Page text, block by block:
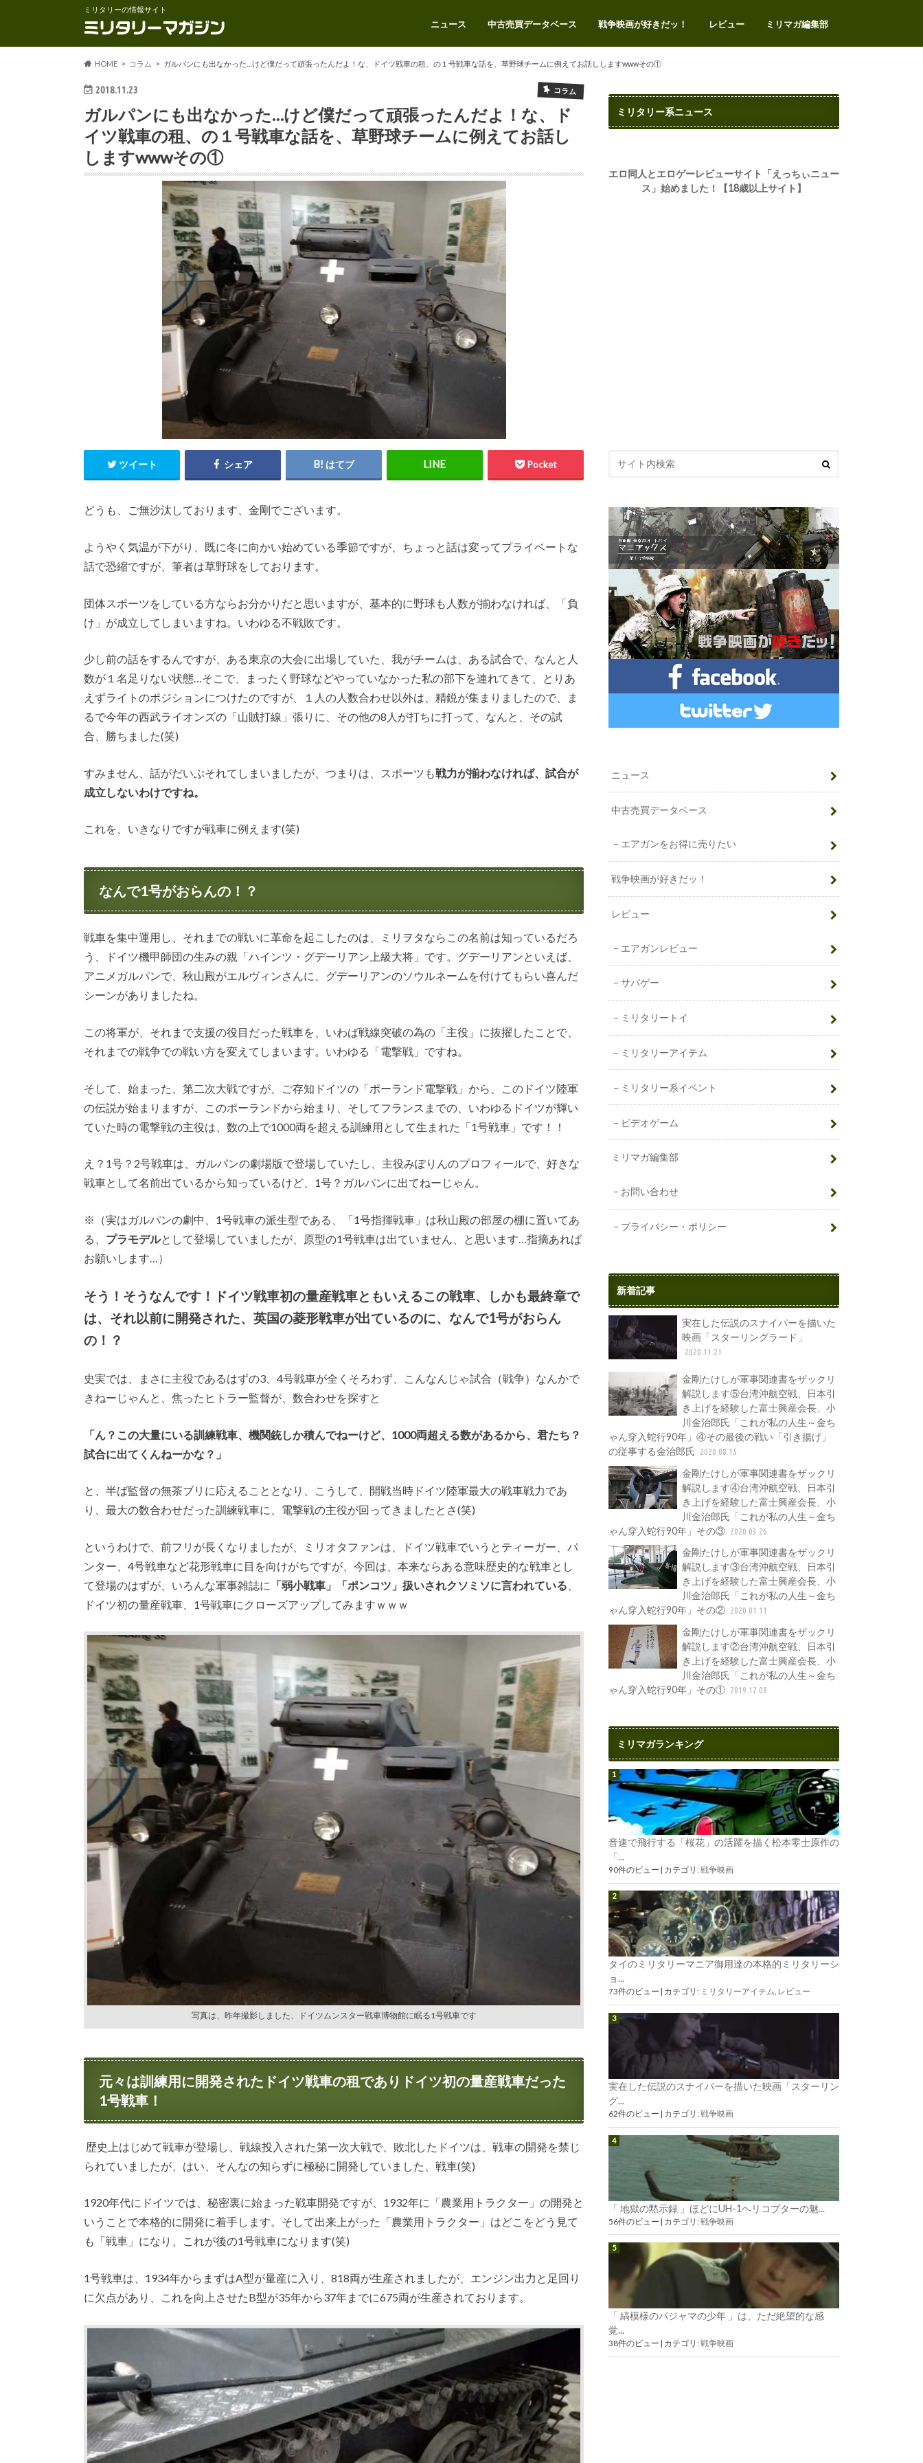
ミリタリーの情報サイト
ニュース 中古売買データベース
エアガンをお得に売りたい
戦争映画が好きだッ！ レビュー
エアガンレビュー
サバゲー
ミリタリートイ
ミリタリーアイテム
ミリタリー系イベント
ビデオゲーム
ミリマガ編集部
お問い合わせ
プライバシー・ポリシー
HOME コラム ガルパンにも出なかった…けど僕だって頑張ったんだよ！な、ドイツ戦車の租、の１号戦車な話を、草野球チームに例えてお話ししますwwwその①
2018.11.23 コラム
ガルパンにも出なかった…けど僕だって頑張ったんだよ！な、ド
イツ戦車の租、の１号戦車な話を、草野球チームに例えてお話し
しますwwwその①
ツイート シェア はてブ Pocket
どうも、ご無沙汰しております、金剛でございます。
ようやく気温が下がり、既に冬に向かい始めている季節ですが、ちょっと話は変ってプライベートな
話で恐縮ですが、筆者は草野球をしております。
団体スポーツをしている方ならお分かりだと思いますが、基本的に野球も人数が揃わなければ、「負
け」が成立してしまいますね。いわゆる不戦敗です。
少し前の話をするんですが、ある東京の大会に出場していた、我がチームは、ある試合で、なんと人
数が１名足りない状態…そこで、まったく野球などやっていなかった私の部下を連れてきて、とりあ
えずライトのポジションにつけたのですが、１人の人数合わせ以外は、精鋭が集まりましたので、ま
るで今年の西武ライオンズの「山賊打線」張りに、その他の8人が打ちに打って、なんと、その試
合、勝ちました(笑)
すみません、話がだいぶそれてしまいましたが、つまりは、スポーツも戦力が揃わなければ、試合が
成立しないわけですね。
これを、いきなりですが戦車に例えます(笑)
なんで1号がおらんの！？
戦車を集中運用し、それまでの戦いに革命を起こしたのは、ミリヲタならこの名前は知っているだろ
う、ドイツ機甲師団の生みの親「ハインツ・グデーリアン上級大将」です。グデーリアンといえば、
アニメガルパンで、秋山殿がエルヴィンさんに、グデーリアンのソウルネームを付けてもらい喜んだ
シーンがありましたね。
この将軍が、それまで支援の役目だった戦車を、いわば戦線突破の為の「主役」に抜擢したことで、
それまでの戦争での戦い方を変えてしまいます。いわゆる「電撃戦」ですね。
そして、始まった、第二次大戦ですが、ご存知ドイツの「ポーランド電撃戦」から、このドイツ陸軍
の伝説が始まりますが、このポーランドから始まり、そしてフランスまでの、いわゆるドイツが輝い
ていた時の電撃戦の主役は、数の上で1000両を超える訓練用として生まれた「1号戦車」です！！
え？1号？2号戦車は、ガルパンの劇場版で登場していたし、主役みぽりんのプロフィールで、好きな
戦車として名前出ているから知っているけど、1号？ガルパンに出てねーじゃん。
※（実はガルパンの劇中、1号戦車の派生型である、「1号指揮戦車」は秋山殿の部屋の棚に置いてあ
る、 プラモデルとして登場していましたが、原型の1号戦車は出ていません、と思います…指摘あれば
お願いします…）
そう！そうなんです！ドイツ戦車初の量産戦車ともいえるこの戦車、しかも最終章で
は、それ以前に開発された、英国の菱形戦車が出ているのに、なんで1号がおらん
の！？
史実では、まさに主役であるはずの3、4号戦車が全くそろわず、こんなんじゃ試合（戦争）なんかで
きねーじゃんと、焦ったヒトラー監督が、数合わせを探すと
「ん？この大量にいる訓練戦車、機関銃しか積んでねーけど、1000両超える数があるから、君たち？
試合に出てくんねーかな？」
と、半ば監督の無茶ブリに応えることとなり、こうして、開戦当時ドイツ陸軍最大の戦車戦力であ
り、最大の数合わせだった訓練戦車に、電撃戦の主役が回ってきましたとさ(笑)
というわけで、前フリが長くなりましたが、ミリオタファンは、ドイツ戦車でいうとティーガー、パ
ンター、4号戦車など花形戦車に目を向けがちですが、今回は、本来ならある意味歴史的な戦車とし
て登場のはずが、いろんな軍事雑誌に 「弱小戦車」「ポンコツ」扱いされクソミソに言われている
ドイツ初の量産戦車、1号戦車にクローズアップしてみますｗｗｗ
写真は、昨年撮影しました、ドイツムンスター戦車博物館に眠る1号戦車です
元々は訓練用に開発されたドイツ戦車の租でありドイツ初の量産戦車だった
1号戦車！
歴史上はじめて戦車が登場し、戦線投入された第一次大戦で、敗北したドイツは、戦車の開発を禁じ
られていましたが、はい、そんなの知らずに極秘に開発していました、戦車(笑)
1920年代にドイツでは、秘密裏に始まった戦車開発ですが、1932年に「農業用トラクター」の開発と
いうことで本格的に開発に着手します。そして出来上がった「農業用トラクター」はどこをどう見て
も「戦車」になり、これが後の1号戦車になります(笑)
1号戦車は、1934年からまずはA型が量産に入り、818両が生産されましたが、エンジン出力と足回り
に欠点があり、これを向上させたB型が35年から37年までに675両が生産されております。
ミリタリー系ニュース
エロ同人とエロゲーレビューサイト「えっちぃニュー
ス」始めました！【18歳以上サイト】
ニュース
中古売買データベース
エアガンをお得に売りたい
戦争映画が好きだッ！
レビュー
エアガンレビュー
サバゲー
ミリタリートイ
ミリタリーアイテム
ミリタリー系イベント
ビデオゲーム
ミリマガ編集部
お問い合わせ
プライバシー・ポリシー
新着記事
実在した伝説のスナイパーを描いた
映画「スターリングラード」
2020.11.21
金剛たけしが軍事関連書をザックリ
解説します⑤台湾沖航空戦、日本引
き上げを経験した富士興産会長、小
川金治郎氏「これが私の人生～金ち
ゃん穿入蛇行90年」④その最後の戦い「引き揚げ」
の従事する金治郎氏
2020.08.15
金剛たけしが軍事関連書をザックリ
解説します④台湾沖航空戦、日本引
き上げを経験した富士興産会長、小
川金治郎氏「これが私の人生～金ち
ゃん穿入蛇行90年」その③ 2020.03.26
金剛たけしが軍事関連書をザックリ
解説します③台湾沖航空戦、日本引
き上げを経験した富士興産会長、小
川金治郎氏「これが私の人生～金ち
ゃん穿入蛇行90年」その② 2020.01.11
金剛たけしが軍事関連書をザックリ
解説します②台湾沖航空戦、日本引
き上げを経験した富士興産会長、小
川金治郎氏「これが私の人生～金ち
ゃん穿入蛇行90年」その① 2019.12.08
ミリマガランキング
音速で飛行する「桜花」の活躍を描く松本零士原作の
「...
90件のビュー | カテゴリ: 戦争映画
タイのミリタリーマニア御用達の本格的ミリタリーシ
ョ...
73件のビュー カテゴリ: ミリタリーアイテム レビュー
実在した伝説のスナイパーを描いた映画「スターリン
グ...
62件のビュー | カテゴリ: 戦争映画
「 地獄の黙示録 」ほどにUH-1ヘリコプターの魅...
56件のビュー | カテゴリ: 戦争映画
「 縞模様のパジャマの少年 」は、ただ絶望的な感
覚...
38件のビュー カテゴリ: 戦争映画